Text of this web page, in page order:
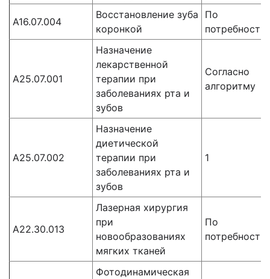
A16.07.004
Восстановление зуба
коронкой
По
потребности
А25.07.001
Назначение
лекарственной
терапии при
заболеваниях рта и
зубов
Согласно
алгоритму
А25.07.002
Назначение
диетической
терапии при
заболеваниях рта и
зубов
1
A22.30.013
Лазерная хирургия
при
новообразованиях
мягких тканей
По
потребности
Фотодинамическая